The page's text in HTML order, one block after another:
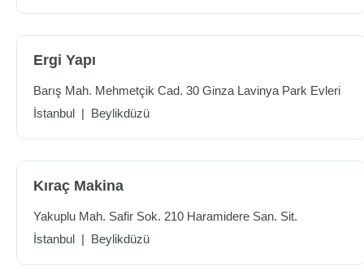
Ergi Yapı
Barış Mah. Mehmetçik Cad. 30 Ginza Lavinya Park Evleri
İstanbul | Beylikdüzü
Kıraç Makina
Yakuplu Mah. Safir Sok. 210 Haramidere San. Sit.
İstanbul | Beylikdüzü